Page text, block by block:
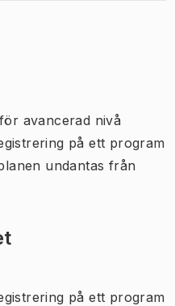
avancerad nivå
på ett program
undantas från
på ett program